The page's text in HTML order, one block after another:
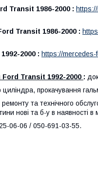
Transit 1986-2000 :
Transit 1986-2000 :
2000 : https://mercedes-
Ford Transit 1992-2000 :
прокачування
та технічного
нові та б-у в наявності в
06-06 / 050-691-03-55.